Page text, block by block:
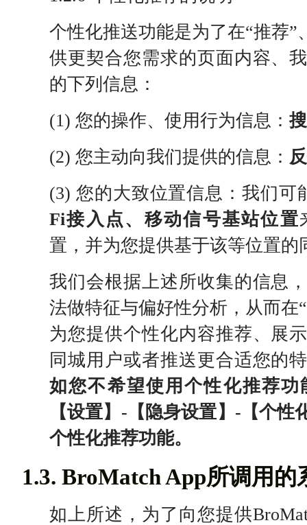
个性化推送功能是为了在“推荐”
供更契合您需求的页面内容、
的下列信息：
(1) 您的操作、使用行为信息：
(2) 您主动向我们提供的信息：
(3) 您的大致位置信息：我们可
Fi接入点、移动信号基站位置
置，并为您提供基于该等位置的
我们会根据上述所收集的信息
法做特征与偏好性分析，从而在
为您提供个性化内容推荐、展
同城用户或者推送更合适您的
如您不希望使用个性化推荐
【设置】-【隐身设置】-【个
个性化推荐功能。
1.3. BroMatch App所调用的
如上所述，为了向您提供